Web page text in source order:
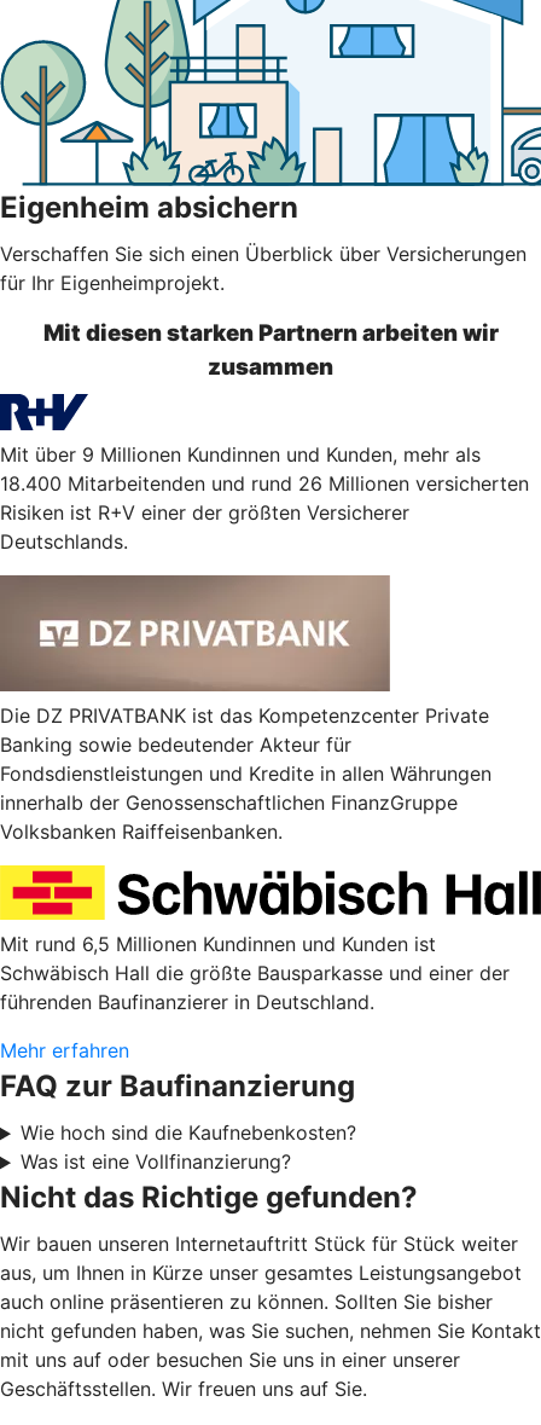
Eigenheim absichern
Verschaffen Sie sich einen Überblick über Versicherungen
für Ihr Eigenheimprojekt.
Mit diesen starken Partnern arbeiten wir
zusammen
Mit über 9 Millionen Kundinnen und Kunden, mehr als
18.400 Mitarbeitenden und rund 26 Millionen versicherten
Risiken ist R+V einer der größten Versicherer
Deutschlands.
Die DZ PRIVATBANK ist das Kompetenzcenter Private
Banking sowie bedeutender Akteur für
Fondsdienstleistungen und Kredite in allen Währungen
innerhalb der Genossenschaftlichen FinanzGruppe
Volksbanken Raiffeisenbanken.
Mit rund 6,5 Millionen Kundinnen und Kunden ist
Schwäbisch Hall die größte Bausparkasse und einer der
führenden Baufinanzierer in Deutschland.
Mehr erfahren
FAQ zur Baufinanzierung
Wie hoch sind die Kaufnebenkosten?
Was ist eine Vollfinanzierung?
Nicht das Richtige gefunden?
Wir bauen unseren Internetauftritt Stück für Stück weiter
aus, um Ihnen in Kürze unser gesamtes Leistungsangebot
auch online präsentieren zu können. Sollten Sie bisher
nicht gefunden haben, was Sie suchen, nehmen Sie Kontakt
mit uns auf oder besuchen Sie uns in einer unserer
Geschäftsstellen. Wir freuen uns auf Sie.